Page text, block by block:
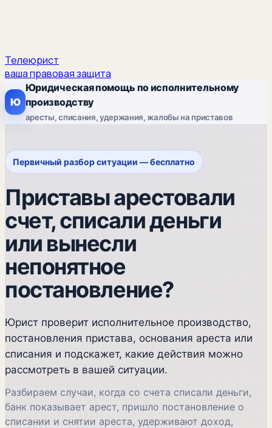
Телеюрист
ваша правовая защита
Ю
Юридическая помощь по исполнительному
производству
аресты, списания, удержания, жалобы на приставов
Первичный разбор ситуации — бесплатно
Приставы арестовали
счет, списали деньги
или вынесли
непонятное
постановление?
Юрист проверит исполнительное производство,
постановления пристава, основания ареста или
списания и подскажет, какие действия можно
рассмотреть в вашей ситуации.
Разбираем случаи, когда со счета списали деньги,
банк показывает арест, пришло постановление о
списании и снятии ареста, удерживают доход,